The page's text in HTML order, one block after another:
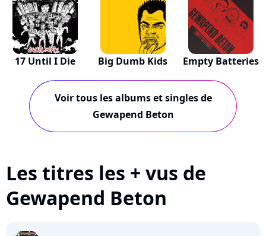
17 Until I Die Big Dumb Kids Empty Batteries
Voir tous les albums et singles de
Gewapend Beton
Les titres les + vus de
Gewapend Beton